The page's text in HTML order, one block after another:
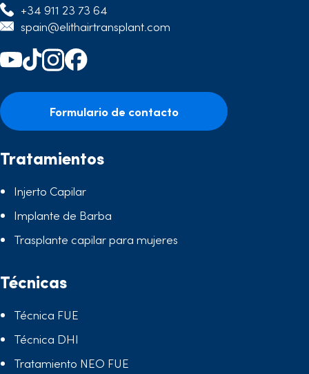
+34 911 23 73 64
spain@elithairtransplant.com
Formulario de contacto
Tratamientos
Injerto Capilar
Implante de Barba
Trasplante capilar para mujeres
Técnicas
Técnica FUE
Técnica DHI
Tratamiento NEO FUE